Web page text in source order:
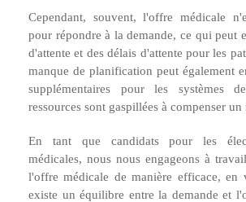
Cependant, souvent, l'offre médicale
pour répondre à la demande, ce qui peut
d'attente et des délais d'attente pour les
manque de planification peut également
supplémentaires pour les systèmes
ressources sont gaspillées à compenser
En tant que candidats pour les
médicales, nous nous engageons à
l'offre médicale de manière efficace, en
existe un équilibre entre la demande et